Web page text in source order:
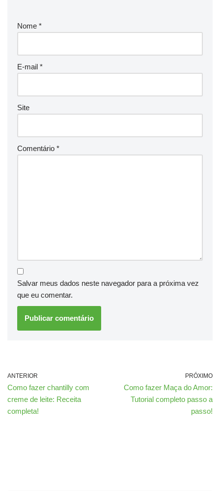
Nome *
E-mail *
Site
Comentário *
Salvar meus dados neste navegador para a próxima vez
que eu comentar.
ANTERIOR
Como fazer chantilly com
creme de leite: Receita
completa!
PRÓXIMO
Como fazer Maça do Amor:
Tutorial completo passo a
passo!